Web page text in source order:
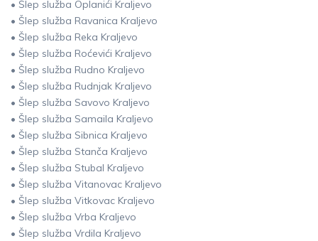
• Šlep služba Oplanići Kraljevo
• Šlep služba Ravanica Kraljevo
• Šlep služba Reka Kraljevo
• Šlep služba Roćevići Kraljevo
• Šlep služba Rudno Kraljevo
• Šlep služba Rudnjak Kraljevo
• Šlep služba Savovo Kraljevo
• Šlep služba Samaila Kraljevo
• Šlep služba Sibnica Kraljevo
• Šlep služba Stanča Kraljevo
• Šlep služba Stubal Kraljevo
• Šlep služba Vitanovac Kraljevo
• Šlep služba Vitkovac Kraljevo
• Šlep služba Vrba Kraljevo
• Šlep služba Vrdila Kraljevo